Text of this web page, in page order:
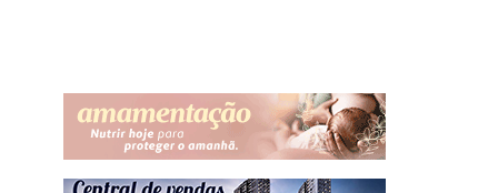
Conselho de Governo, a…